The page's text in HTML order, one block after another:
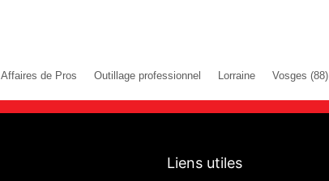
Affaires de Pros Outillage professionnel Lorraine Vosges (88)
Liens utiles